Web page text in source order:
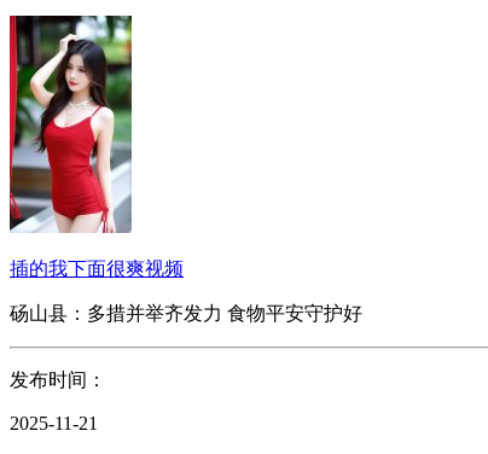
插的我下面很爽视频
砀山县：多措并举齐发力 食物平安守护好
发布时间：
2025-11-21